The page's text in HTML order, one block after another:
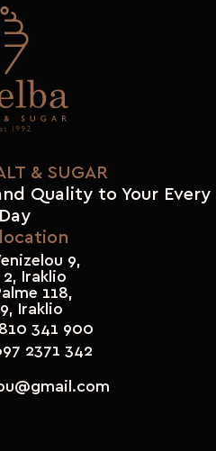
& SUGAR
Quality to Your Every
Day
9,
2, Iraklio
118,
Iraklio
341 900
2371 342